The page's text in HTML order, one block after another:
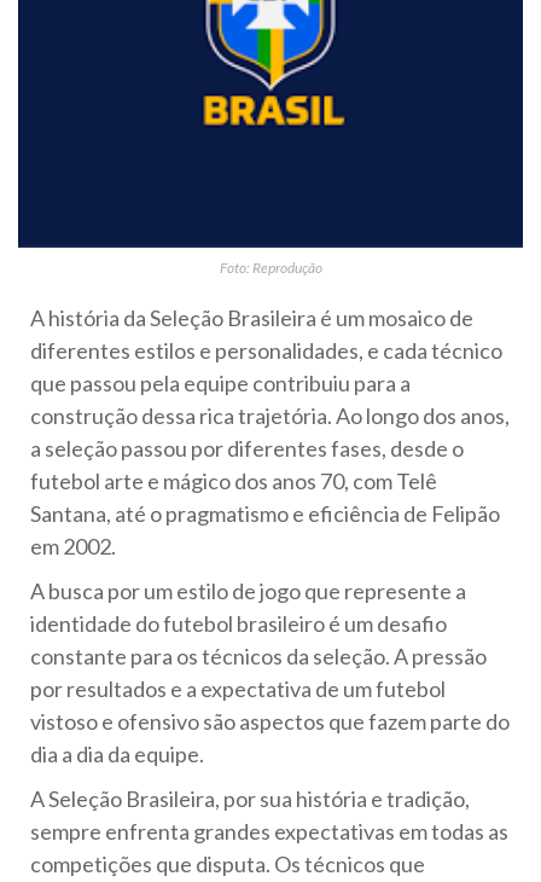
Foto: Reprodução
A história da Seleção Brasileira é um mosaico de
diferentes estilos e personalidades, e cada técnico
que passou pela equipe contribuiu para a
construção dessa rica trajetória. Ao longo dos anos,
a seleção passou por diferentes fases, desde o
futebol arte e mágico dos anos 70, com Telê
Santana, até o pragmatismo e eficiência de Felipão
em 2002.
A busca por um estilo de jogo que represente a
identidade do futebol brasileiro é um desafio
constante para os técnicos da seleção. A pressão
por resultados e a expectativa de um futebol
vistoso e ofensivo são aspectos que fazem parte do
dia a dia da equipe.
A Seleção Brasileira, por sua história e tradição,
sempre enfrenta grandes expectativas em todas as
competições que disputa. Os técnicos que